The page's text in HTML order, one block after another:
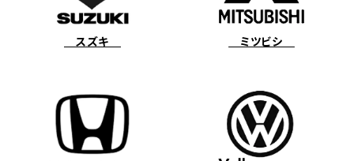
スズキ ミツビシ